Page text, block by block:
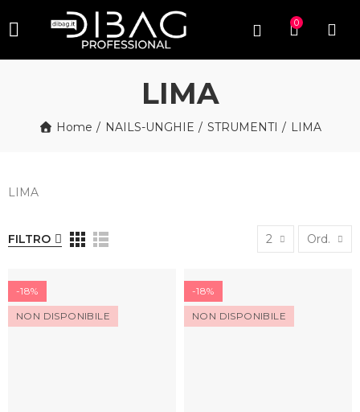
0
LIMA
Home NAILS-UNGHIE STRUMENTI LIMA
LIMA
FILTRO 2 Ord.
-18%
NON DISPONIBILE
-18%
NON DISPONIBILE